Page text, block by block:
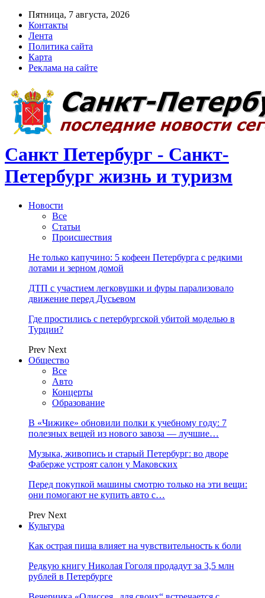
Пятница, 7 августа, 2026
Контакты
Лента
Политика сайта
Карта
Реклама на сайте
Санкт Петербург - Санкт-
Петербург жизнь и туризм
Новости
Все
Статьи
Происшествия
Не только капучино: 5 кофеен Петербурга с редкими
лотами и зерном домой
ДТП с участием легковушки и фуры парализовало
движение перед Дусьевом
Где простились с петербургской убитой моделью в
Турции?
Prev Next
Общество
Все
Авто
Концерты
Образование
В «Чижике» обновили полки к учебному году: 7
полезных вещей из нового завоза — лучшие…
Музыка, живопись и старый Петербург: во дворе
Фаберже устроят салон у Маковских
Перед покупкой машины смотрю только на эти вещи:
они помогают не купить авто с…
Prev Next
Культура
Как острая пища влияет на чувствительность к боли
Редкую книгу Николая Гоголя продадут за 3,5 млн
рублей в Петербурге